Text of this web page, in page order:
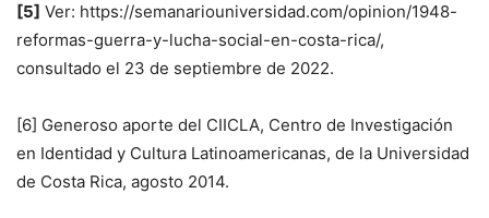
[5] Ver: https://semanariouniversidad.com/opinion/1948-
reformas-guerra-y-lucha-social-en-costa-rica/,
consultado el 23 de septiembre de 2022.
[6] Generoso aporte del CIICLA, Centro de Investigación
en Identidad y Cultura Latinoamericanas, de la Universidad
de Costa Rica, agosto 2014.